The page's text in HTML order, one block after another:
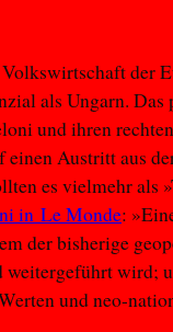
der
als Ungarn.
und ihren
einen Austritt aus
es vielmehr als
in Le Monde:
der bisherige
wird;
und neo-